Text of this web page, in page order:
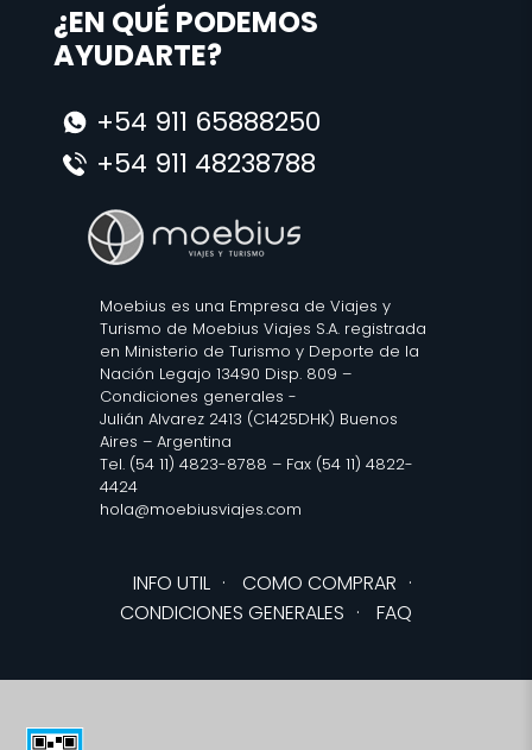
¿EN QUÉ PODEMOS
AYUDARTE?
+54 911 65888250
+54 911 48238788
Moebius es una Empresa de Viajes y
Turismo de Moebius Viajes S.A. registrada
en Ministerio de Turismo y Deporte de la
Nación Legajo 13490 Disp. 809 –
Condiciones generales -
Julián Alvarez 2413 (C1425DHK) Buenos
Aires – Argentina
Tel. (54 11) 4823-8788 – Fax (54 11) 4822-
4424
hola@moebiusviajes.com
INFO UTIL · COMO COMPRAR ·
CONDICIONES GENERALES · FAQ